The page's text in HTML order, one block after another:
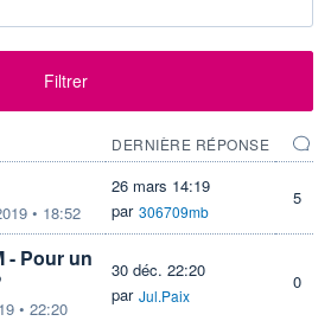
+ PORTEFEUILLE
Filtrer
DERNIÈRE RÉPONSE
• 18:52
26 mars 14:19
par 306709mb
5
- Pour un
• 22:20
30 déc. 22:20
par Jul.Paix
0